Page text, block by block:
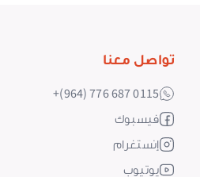
تواصل معنا
+(964) 776 687 0115
فيسبوك
إنستغرام
يوتيوب